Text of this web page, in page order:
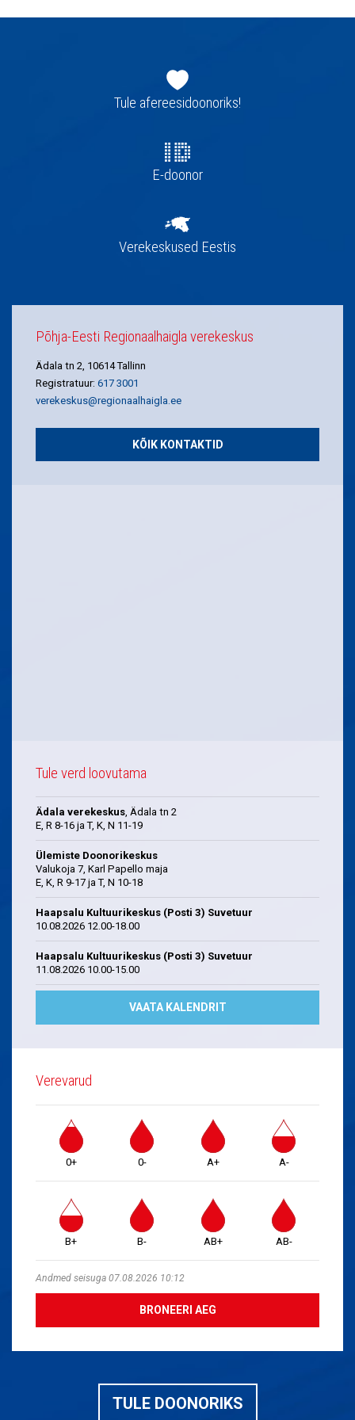
navigatsioonTule afereesidoonoriks!
E-doonor
Verekeskused Eestis
Põhja-Eesti Regionaalhaigla verekeskus
Ädala tn 2, 10614 Tallinn
Registratuur: 617 3001
verekeskus@regionaalhaigla.ee
KÕIK KONTAKTID
Tule verd loovutama
Ädala verekeskus, Ädala tn 2
E, R 8-16 ja T, K, N 11-19
Ülemiste Doonorikeskus
Valukoja 7, Karl Papello maja
E, K, R 9-17 ja T, N 10-18
Haapsalu Kultuurikeskus (Posti 3) Suvetuur
10.08.2026 12.00-18.00
Haapsalu Kultuurikeskus (Posti 3) Suvetuur
11.08.2026 10.00-15.00
VAATA KALENDRIT
Verevarud
0+ 0- A+ A-
B+ B- AB+ AB-
Andmed seisuga 07.08.2026 10:12
BRONEERI AEG
TULE DOONORIKS